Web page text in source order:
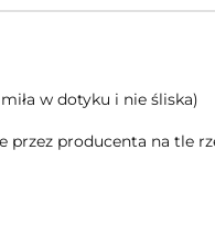
w dotyku i nie śliska)
producenta na tle